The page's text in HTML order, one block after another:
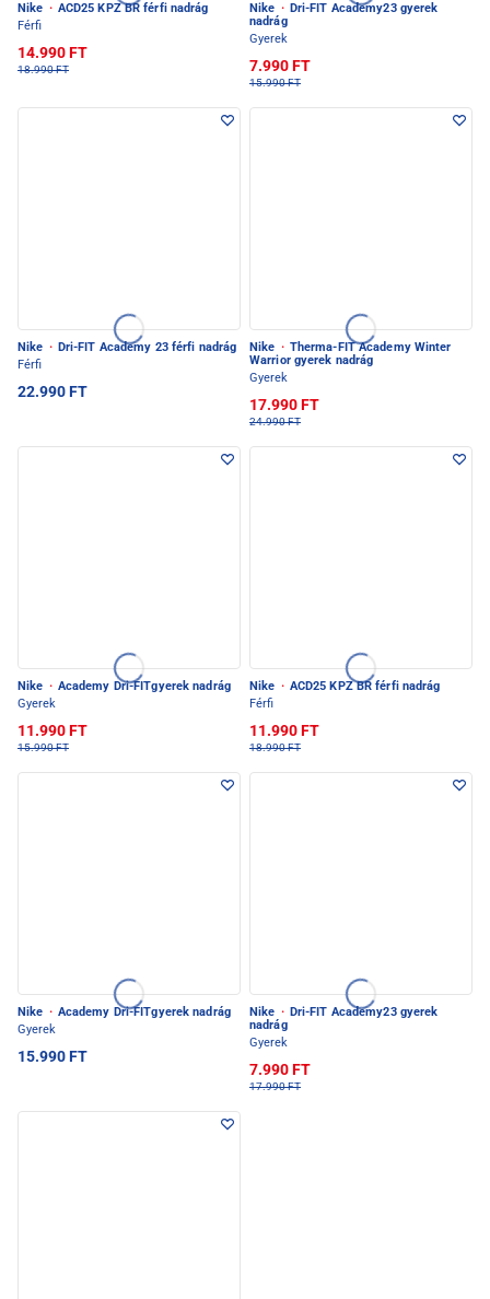
Nike · ACD25 KPZ BR férfi nadrág
Férfi
14.990 FT
18.990 FT
Nike · Dri-FIT Academy23 gyerek
nadrág
Gyerek
7.990 FT
15.990 FT
Nike · Dri-FIT Academy 23 férfi nadrág
Férfi
22.990 FT
Nike · Therma-FIT Academy Winter
Warrior gyerek nadrág
Gyerek
17.990 FT
24.990 FT
Nike · Academy Dri-FITgyerek nadrág
Gyerek
11.990 FT
15.990 FT
Nike · ACD25 KPZ BR férfi nadrág
Férfi
11.990 FT
18.990 FT
Nike · Academy Dri-FITgyerek nadrág
Gyerek
15.990 FT
Nike · Dri-FIT Academy23 gyerek
nadrág
Gyerek
7.990 FT
17.990 FT